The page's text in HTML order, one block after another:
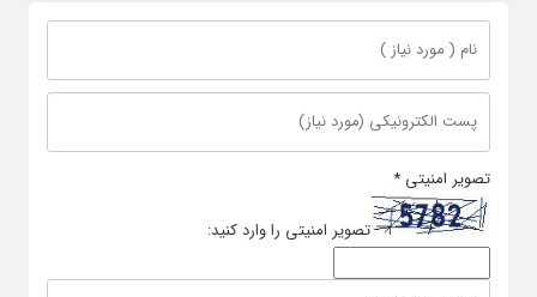
تصویر امنیتی *
تصویر امنیتی را وارد کنید: